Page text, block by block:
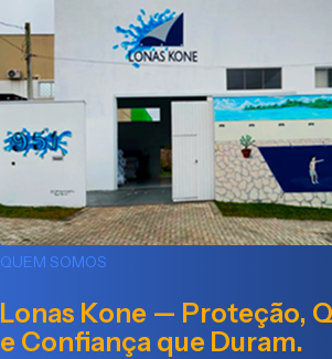
QUEM SOMOS
Lonas Kone — Proteção,
e Confiança que Duram.